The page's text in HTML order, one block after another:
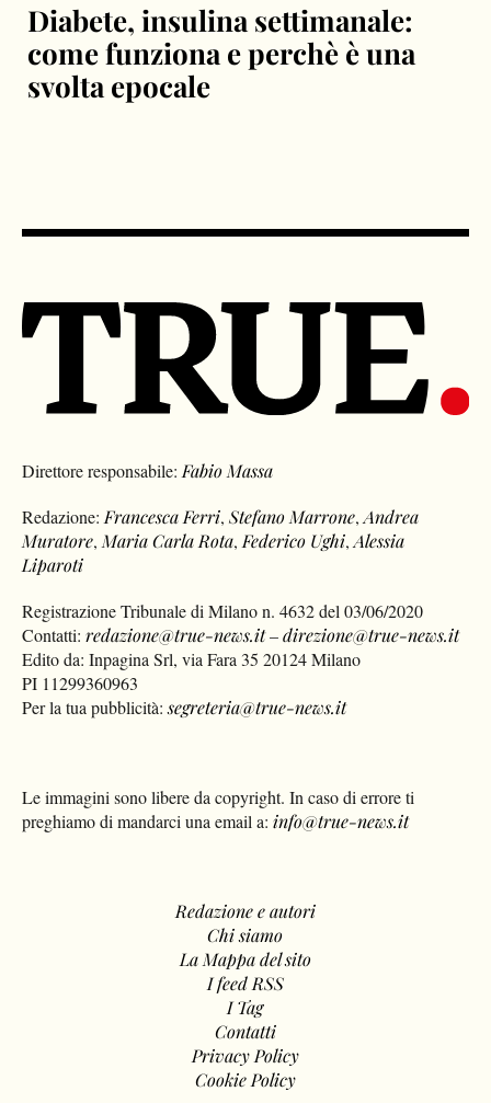
Diabete, insulina settimanale:
come funziona e perchè è una
svolta epocale
Direttore responsabile: Fabio Massa
Redazione: Francesca Ferri,Stefano Marrone,Andrea
Muratore, Maria Carla Rota, Federico Ughi,Alessia
Liparoti
Registrazione Tribunale di Milano n. 4632 del 03/06/2020
Contatti:redazione@true-news.it–direzione@true-news.it
Edito da: Inpagina Srl, via Fara 35 20124 Milano
PI 11299360963
Per la tua pubblicità:segreteria@true-news.it
Le immagini sono libere da copyright. In caso di errore ti
preghiamo di mandarci una email a: info@true-news.it
Redazione e autori
Chi siamo
La Mappa del sito
I feed RSS
I Tag
Contatti
Privacy Policy
Cookie Policy